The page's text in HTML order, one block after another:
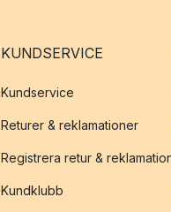
KUNDSERVICE
Kundservice
Returer & reklamationer
Registrera retur &
Kundklubb